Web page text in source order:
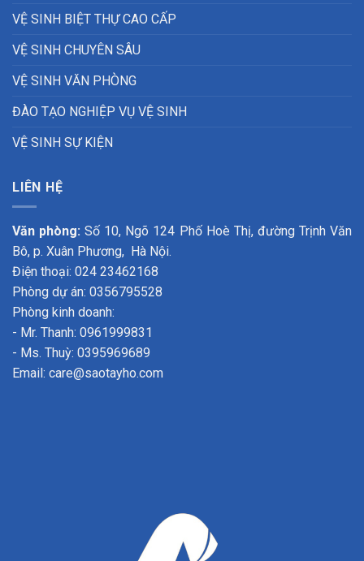
VỆ SINH BIỆT THỰ CAO CẤP
VỆ SINH CHUYÊN SÂU
VỆ SINH VĂN PHÒNG
ĐÀO TẠO NGHIỆP VỤ VỆ SINH
VỆ SINH SỰ KIỆN
LIÊN HỆ
Văn phòng: Số 10, Ngõ 124 Phố Hoè Thị, đường Trịnh Văn
Bô, p. Xuân Phương, Hà Nội.
Điện thoại: 024 23462168
Phòng dự án: 0356795528
Phòng kinh doanh:
- Mr. Thanh: 0961999831
- Ms. Thuỳ: 0395969689
Email: care@saotayho.com